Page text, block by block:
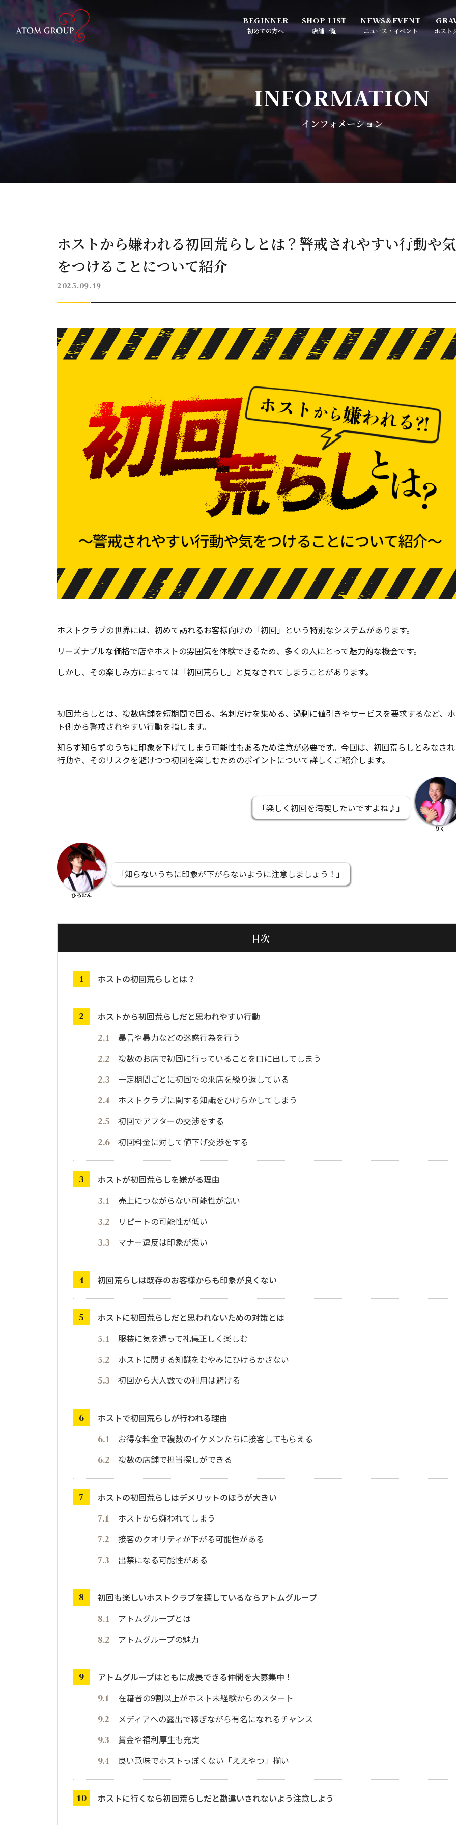
初めての方へ 店舗一覧
ATOM-ROYAL-
大阪・ミナミ
ATOM-PLACE-
大阪・ミナミ
ATOM-VENUS- ATOM-UMEDA- ATOM UMEDA-ANNEX-
大阪・梅田
大阪・ミナミ 東京・歌舞伎町 札幌・すすきの
ニュース・イベント
最新ニュース イベントカレンダー
トピックス インフォメーション
ホスト
求人情報サイト 求人メディア「ええやつ」
INFORMATION
インフォメーション
ホストから嫌われる初回荒らしとは？警戒されやすい行動や気
をつけることについて紹介
2025.09.19
ホストクラブの世界には、初めて訪れるお客様向けの「初回」という特別なシステムがあります。
リーズナブルな価格で店やホストの雰囲気を体験できるため、多くの人にとって魅力的な機会です。
しかし、その楽しみ方によっては「初回荒らし」と見なされてしまうことがあります。
初回荒らしとは、複数店舗を短期間で回る、名刺だけを集める、過剰に値引きやサービスを要求するなど、
ト側から警戒されやすい行動を指します。
知らず知らずのうちに印象を下げてしまう可能性もあるため注意が必要です。今回は、初回荒らしとみなさ
行動や、そのリスクを避けつつ初回を楽しむためのポイントについて詳しくご紹介します。
「楽しく初回を満喫したいですよね♪」
りく
ひろむん
「知らないうちに印象が下がらないように注意しましょう！」
目次
ホストの初回荒らしとは？
ホストから初回荒らしだと思われやすい行動
暴言や暴力などの迷惑行為を行う
複数のお店で初回に行っていることを口に出してしまう
一定期間ごとに初回での来店を繰り返している
ホストクラブに関する知識をひけらかしてしまう
初回でアフターの交渉をする
初回料金に対して値下げ交渉をする
ホストが初回荒らしを嫌がる理由
売上につながらない可能性が高い
リピートの可能性が低い
マナー違反は印象が悪い
初回荒らしは既存のお客様からも印象が良くない
ホストに初回荒らしだと思われないための対策とは
服装に気を遣って礼儀正しく楽しむ
ホストに関する知識をむやみにひけらかさない
初回から大人数での利用は避ける
ホストで初回荒らしが行われる理由
お得な料金で複数のイケメンたちに接客してもらえる
複数の店舗で担当探しができる
ホストの初回荒らしはデメリットのほうが大きい
ホストから嫌われてしまう
接客のクオリティが下がる可能性がある
出禁になる可能性がある
初回も楽しいホストクラブを探しているならアトムグループ
アトムグループとは
アトムグループの魅力
アトムグループはともに成長できる仲間を大募集中！
在籍者の9割以上がホスト未経験からのスタート
メディアへの露出で稼ぎながら有名になれるチャンス
賞金や福利厚生も充実
良い意味でホストっぽくない「ええやつ」揃い
ホストに行くなら初回荒らしだと勘違いされないよう注意しよう